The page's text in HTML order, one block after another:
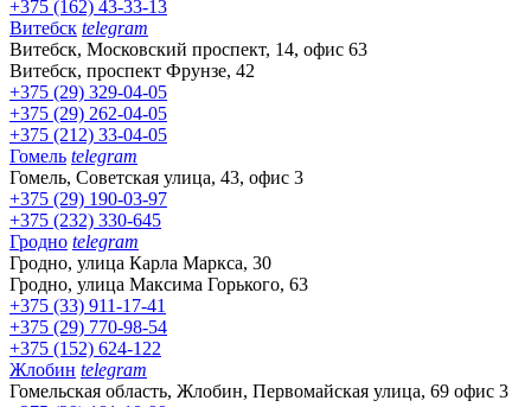
+375 (162) 43-33-13
Витебск telegram
Витебск, Московский проспект, 14, офис 63
Витебск, проспект Фрунзе, 42
+375 (29) 329-04-05
+375 (29) 262-04-05
+375 (212) 33-04-05
Гомель telegram
Гомель, Советская улица, 43, офис 3
+375 (29) 190-03-97
+375 (232) 330-645
Гродно telegram
Гродно, улица Карла Маркса, 30
Гродно, улица Максима Горького, 63
+375 (33) 911-17-41
+375 (29) 770-98-54
+375 (152) 624-122
Жлобин telegram
Гомельская область, Жлобин, Первомайская улица, 69 офис 3